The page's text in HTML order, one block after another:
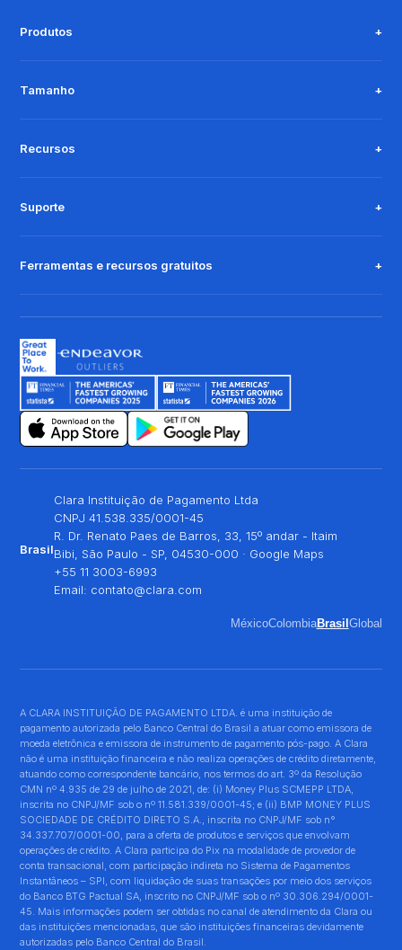
Produtos
Tamanho
Recursos
Suporte
Ferramentas e recursos gratuitos
Brasil
Clara Instituição de Pagamento Ltda
CNPJ 41.538.335/0001-45
R. Dr. Renato Paes de Barros, 33, 15º andar - Itaim
Bibi, São Paulo - SP, 04530-000 · Google Maps
+55 11 3003-6993
Email: contato@clara.com
MéxicoColombiaBrasilGlobal
A CLARA INSTITUIÇÃO DE PAGAMENTO LTDA. é uma instituição de
pagamento autorizada pelo Banco Central do Brasil a atuar como emissora de
moeda eletrônica e emissora de instrumento de pagamento pós-pago. A Clara
não é uma instituição financeira e não realiza operações de crédito diretamente,
atuando como correspondente bancário, nos termos do art. 3º da Resolução
CMN nº 4.935 de 29 de julho de 2021, de: (i) Money Plus SCMEPP LTDA,
inscrita no CNPJ/MF sob o nº 11.581.339/0001-45; e (ii) BMP MONEY PLUS
SOCIEDADE DE CRÉDITO DIRETO S.A., inscrita no CNPJ/MF sob n°
34.337.707/0001-00, para a oferta de produtos e serviços que envolvam
operações de crédito. A Clara participa do Pix na modalidade de provedor de
conta transacional, com participação indireta no Sistema de Pagamentos
Instantâneos – SPI, com liquidação de suas transações por meio dos serviços
do Banco BTG Pactual SA, inscrito no CNPJ/MF sob o nº 30.306.294/0001-
45. Mais informações podem ser obtidas no canal de atendimento da Clara ou
das instituições mencionadas, que são instituições financeiras devidamente
autorizadas pelo Banco Central do Brasil.